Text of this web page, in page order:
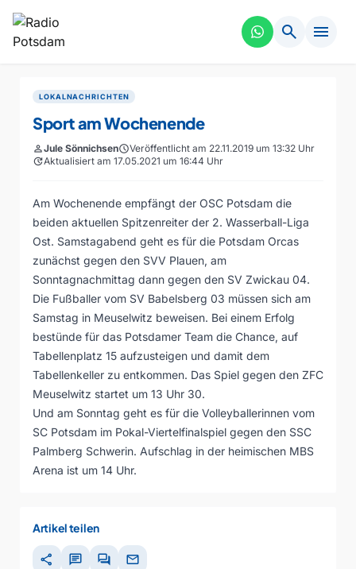
search menu
LOKALNACHRICHTEN
Sport am Wochenende
personJule SönnichsenscheduleVeröffentlicht am 22.11.2019 um 13:32 Uhr
updateAktualisiert am 17.05.2021 um 16:44 Uhr
Am Wochenende empfängt der OSC Potsdam die
beiden aktuellen Spitzenreiter der 2. Wasserball-Liga
Ost. Samstagabend geht es für die Potsdam Orcas
zunächst gegen den SVV Plauen, am
Sonntagnachmittag dann gegen den SV Zwickau 04.
Die Fußballer vom SV Babelsberg 03 müssen sich am
Samstag in Meuselwitz beweisen. Bei einem Erfolg
bestünde für das Potsdamer Team die Chance, auf
Tabellenplatz 15 aufzusteigen und damit dem
Tabellenkeller zu entkommen. Das Spiel gegen den ZFC
Meuselwitz startet um 13 Uhr 30.
Und am Sonntag geht es für die Volleyballerinnen vom
SC Potsdam im Pokal-Viertelfinalspiel gegen den SSC
Palmberg Schwerin. Aufschlag in der heimischen MBS
Arena ist um 14 Uhr.
Artikel teilen
share chat forum mail